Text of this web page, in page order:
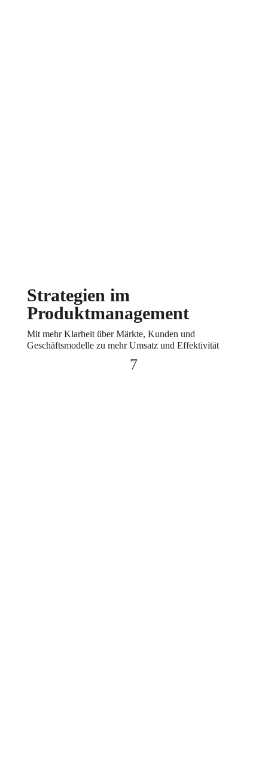
Strategien im
Produktmanagement
Mit mehr Klarheit über Märkte, Kunden und
Geschäftsmodelle zu mehr Umsatz und Effektivität
7